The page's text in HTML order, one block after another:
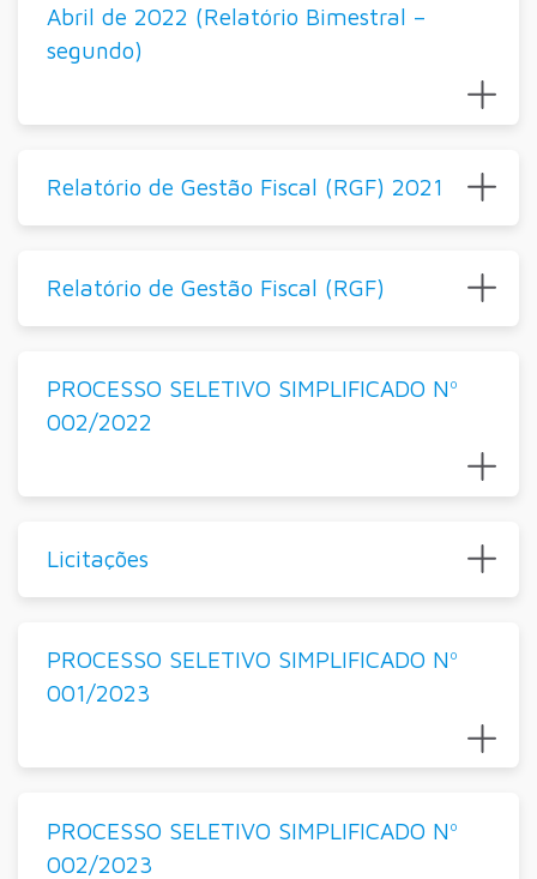
Abril de 2022 (Relatório Bimestral –
segundo)
Relatório de Gestão Fiscal (RGF) 2021
Relatório de Gestão Fiscal (RGF)
PROCESSO SELETIVO SIMPLIFICADO Nº
002/2022
Licitações
PROCESSO SELETIVO SIMPLIFICADO Nº
001/2023
PROCESSO SELETIVO SIMPLIFICADO Nº
002/2023